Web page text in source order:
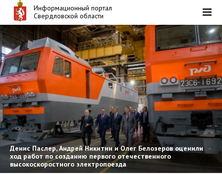
Информационный портал
Свердловской области
Денис Паслер, Андрей Никитин и Олег Белозеров оценили
ход работ по созданию первого отечественного
высокоскоростного электропоезда